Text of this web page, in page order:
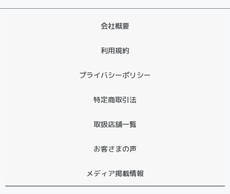
会社概要
利用規約
プライバシーポリシー
特定商取引法
取扱店舗一覧
お客さまの声
メディア掲載情報